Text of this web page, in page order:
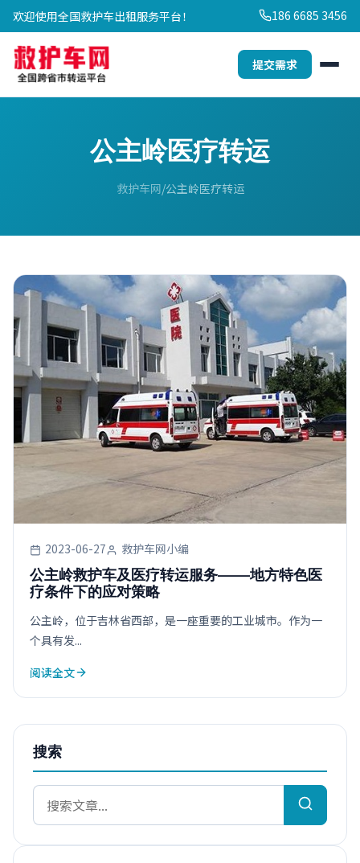
欢迎使用全国救护车出租服务平台！ 186 6685 3456
提交需求
公主岭医疗转运
救护车网 公主岭医疗转运
2023-06-27 救护车网小编
公主岭救护车及医疗转运服务——地方特色医
疗条件下的应对策略
公主岭，位于吉林省西部，是一座重要的工业城市。作为一
个具有发...
阅读全文
搜索